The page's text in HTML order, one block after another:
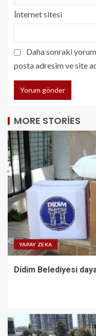
İnternet sitesi
Daha sonraki
posta adresim ve site
MORE STORIES
YAPAY ZEKA
Didim Belediyesi